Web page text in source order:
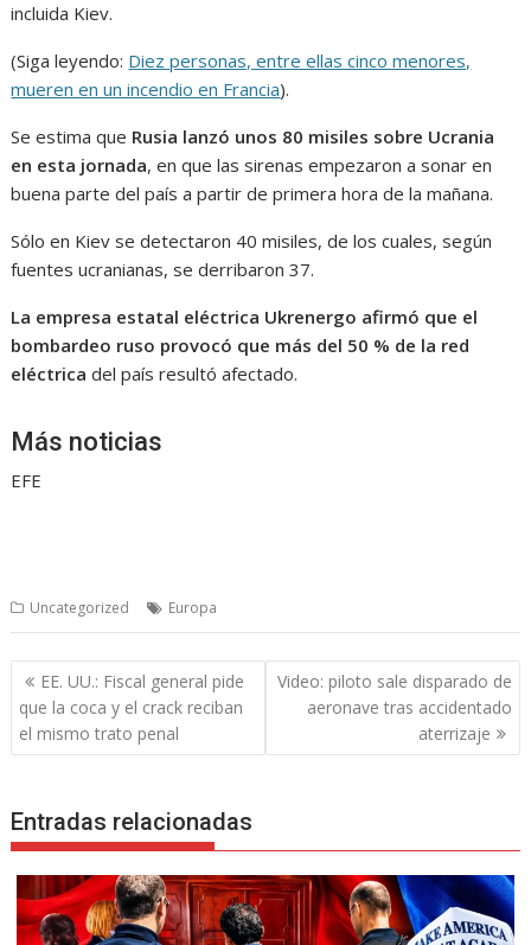
incluida Kiev.
(Siga leyendo: Diez personas, entre ellas cinco menores,
mueren en un incendio en Francia).
Se estima que Rusia lanzó unos 80 misiles sobre Ucrania
en esta jornada, en que las sirenas empezaron a sonar en
buena parte del país a partir de primera hora de la mañana.
Sólo en Kiev se detectaron 40 misiles, de los cuales, según
fuentes ucranianas, se derribaron 37.
La empresa estatal eléctrica Ukrenergo afirmó que el
bombardeo ruso provocó que más del 50 % de la red
eléctrica del país resultó afectado.
Más noticias
EFE
Uncategorized Europa
Navegación
de
entradas
EE. UU.: Fiscal general pide
que la coca y el crack reciban
el mismo trato penal
Video: piloto sale disparado de
aeronave tras accidentado
aterrizaje
Entradas relacionadas